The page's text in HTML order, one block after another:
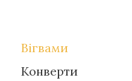
Вігвами
Конверти